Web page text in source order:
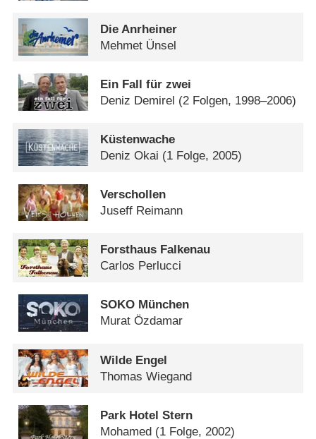
Die Anrheiner
Mehmet Ünsel
Ein Fall für zwei
Deniz Demirel (2 Folgen, 1998–2006)
Küstenwache
Deniz Okai (1 Folge, 2005)
Verschollen
Juseff Reimann
Forsthaus Falkenau
Carlos Perlucci
SOKO München
Murat Özdamar
Wilde Engel
Thomas Wiegand
Park Hotel Stern
Mohamed (1 Folge, 2002)